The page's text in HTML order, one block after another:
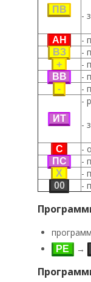
ПВ
-
АН -
ВЗ -
+ -
ВВ -
- -
ИТ
-
-
С -
ПС -
Х -
00 -
РЕ →